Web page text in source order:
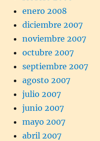
enero 2008
diciembre 2007
noviembre 2007
octubre 2007
septiembre 2007
agosto 2007
julio 2007
junio 2007
mayo 2007
abril 2007